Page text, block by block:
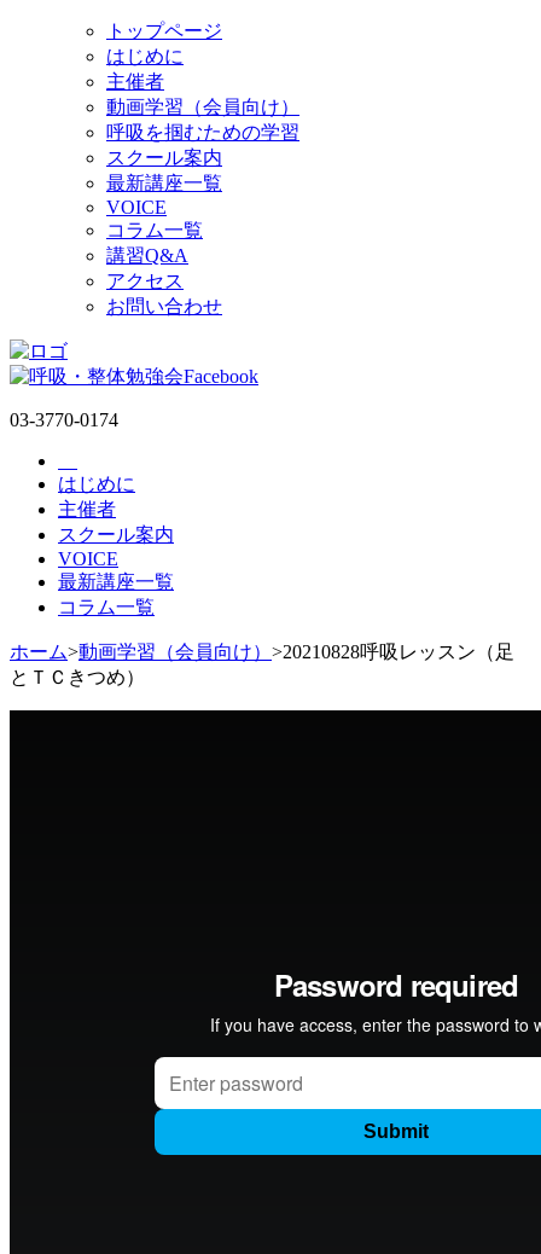
トップページ
はじめに
主催者
動画学習（会員向け）
呼吸を掴むための学習
スクール案内
最新講座一覧
VOICE
コラム一覧
講習Q&A
アクセス
お問い合わせ
03-3770-0174
はじめに
主催者
スクール案内
VOICE
最新講座一覧
コラム一覧
ホーム>動画学習（会員向け） >20210828呼吸レッスン（足
とＴＣきつめ）